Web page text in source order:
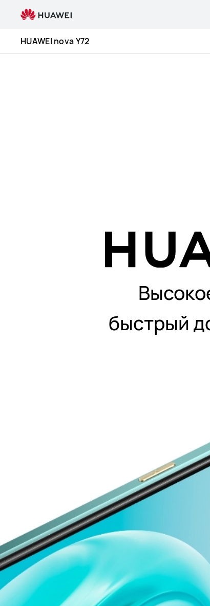
HUAWEI
HUAWEI nova Y72
быстрый